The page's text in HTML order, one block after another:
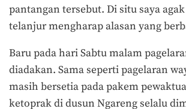
pantangan tersebut. Di situ saya
telanjur mengharap alasan yang
Baru pada hari Sabtu malam
diadakan. Sama seperti pagelaran
masih bersetia pada pakem
ketoprak di dusun Ngareng selalu